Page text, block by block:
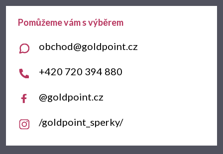
a
obchod@goldpoint.cz
+420 720 394 880
@goldpoint.cz
/goldpoint_sperky/